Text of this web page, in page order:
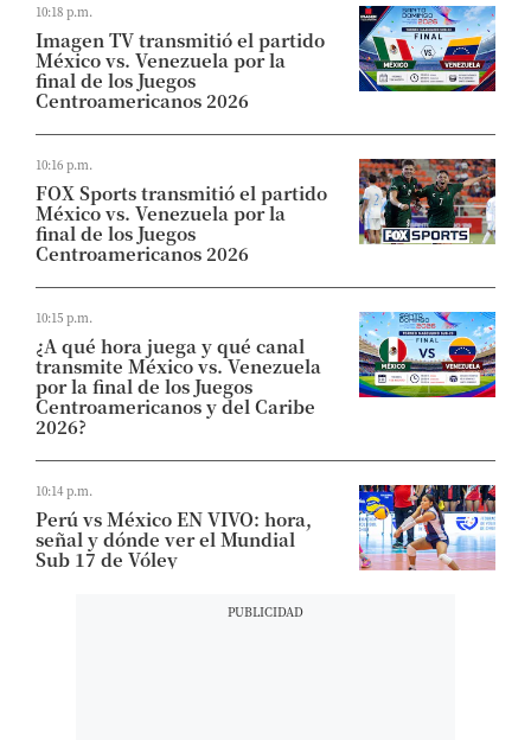
10:18 p.m.
Imagen TV transmitió el partido
México vs. Venezuela por la
final de los Juegos
Centroamericanos 2026
10:16 p.m.
FOX Sports transmitió el partido
México vs. Venezuela por la
final de los Juegos
Centroamericanos 2026
10:15 p.m.
¿A qué hora juega y qué canal
transmite México vs. Venezuela
por la final de los Juegos
Centroamericanos y del Caribe
2026?
10:14 p.m.
Perú vs México EN VIVO: hora,
señal y dónde ver el Mundial
Sub 17 de Vóley